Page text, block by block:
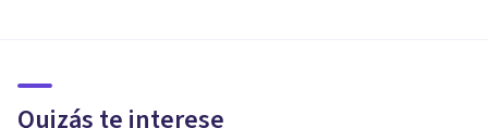
Quizás te interese